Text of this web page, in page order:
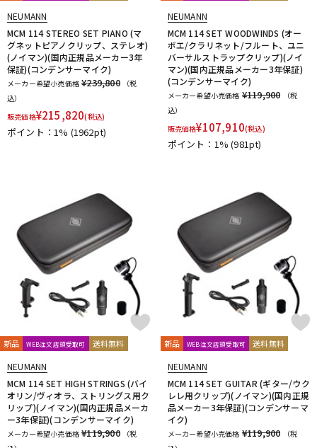
NEUMANN
MCM 114 STEREO SET PIANO (マ
グネットピアノクリップ、ステレオ)
(ノイマン)(国内正規品メーカー3年
保証)(コンデンサーマイク)
メーカー希望小売価格 ¥239,800
（税
込）
販売価格¥215,820(税込)
ポイント：1% (1962pt)
NEUMANN
MCM 114 SET WOODWINDS (オー
ボエ/クラリネット/フルート、ユニ
バーサルストラップクリップ)(ノイ
マン)(国内正規品メーカー3年保証)
(コンデンサーマイク)
メーカー希望小売価格 ¥119,900
（税
込）
販売価格¥107,910(税込)
ポイント：1%(981pt)
新品 WEB注文店頭受取可 送料無料
NEUMANN
MCM 114 SET HIGH STRINGS (バイ
オリン/ヴィオラ、ストリングス用ク
リップ)(ノイマン)(国内正規品メーカ
ー3年保証)(コンデンサーマイク)
メーカー希望小売価格 ¥119,900
（税
新品 WEB注文店頭受取可 送料無料
NEUMANN
MCM 114 SET GUITAR (ギター/ウク
レレ用クリップ)(ノイマン)(国内正規
品メーカー3年保証)(コンデンサーマ
イク)
メーカー希望小売価格 ¥119,900
（税